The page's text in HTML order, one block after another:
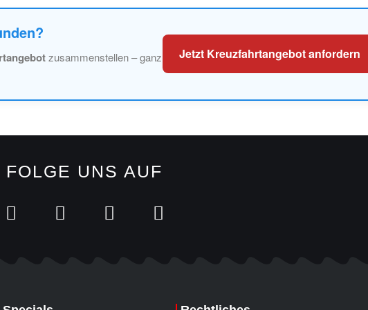
zusammenstellen – ganz Jetzt Kreuzfahrtangebot anfordern
FOLGE UNS AUF